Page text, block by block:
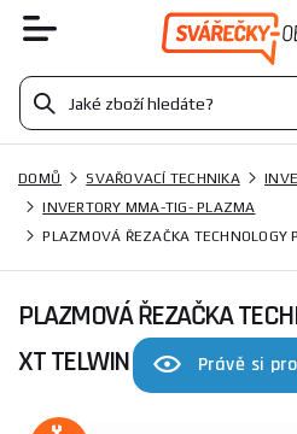
DOMŮ SVAŘOVACÍ TECHNIKA
INVERTORY MMA-TIG- PLAZMA
PLAZMOVÁ ŘEZAČKA TECHNOLOGY
PLAZMOVÁ ŘEZAČKA
XT TELWIN
Právě si